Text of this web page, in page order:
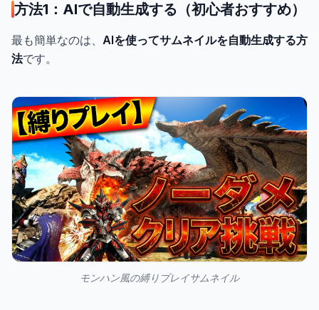
方法1：AIで自動生成する（初心者おすすめ）
最も簡単なのは、 AIを使ってサムネイルを自動生成する方
法です。
モンハン風の縛りプレイサムネイル